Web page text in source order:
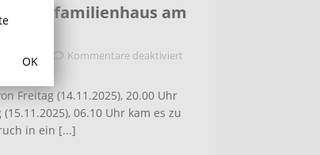
in Einfamilienhaus am
2025 Kommentare deaktiviert
Freitag (14.11.2025), 20.00 Uhr
(15.11.2025), 06.10 Uhr kam es zu
in ein [...]
OK